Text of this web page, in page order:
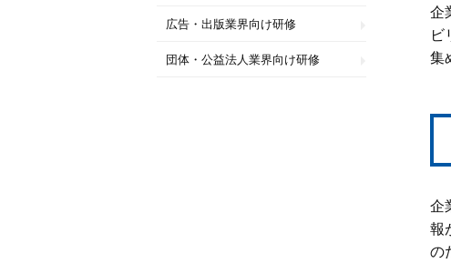
企
ビ
集
企
報
の
広告・出版業界向け研修
団体・公益法人業界向け研修